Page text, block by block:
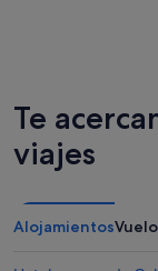
Te
viajes
Alojamientos